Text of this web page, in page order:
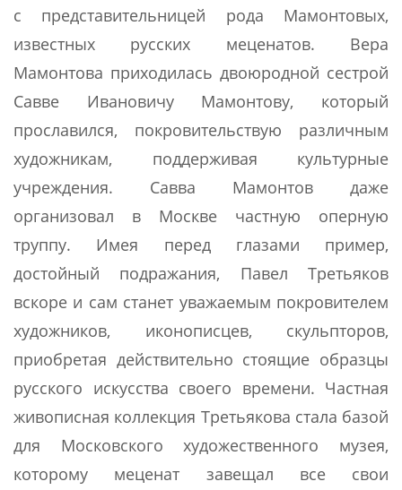
с представительницей рода Мамонтовых,
известных русских меценатов. Вера
Мамонтова приходилась двоюродной сестрой
Савве Ивановичу Мамонтову, который
прославился, покровительствую различным
художникам, поддерживая культурные
учреждения. Савва Мамонтов даже
организовал в Москве частную оперную
труппу. Имея перед глазами пример,
достойный подражания, Павел Третьяков
вскоре и сам станет уважаемым покровителем
художников, иконописцев, скульпторов,
приобретая действительно стоящие образцы
русского искусства своего времени. Частная
живописная коллекция Третьякова стала базой
для Московского художественного музея,
которому меценат завещал все свои